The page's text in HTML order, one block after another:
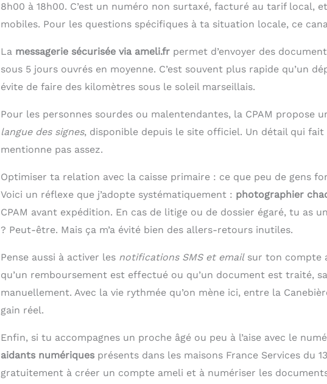
8h00 à 18h00. C’est un numéro non surtaxé, facturé au tarif local,
mobiles. Pour les questions spécifiques à ta situation locale, ce
La messagerie sécurisée via ameli.frpermet d’envoyer des
sous 5 jours ouvrés en moyenne. C’est souvent plus rapide qu’un
évite de faire des kilomètres sous le soleil marseillais.
Pour les personnes sourdes ou malentendantes, la CPAM propose
langue des signes, disponible depuis le site officiel. Un détail qui fait
mentionne pas assez.
Optimiser ta relation avec la caisse primaire : ce que peu de gens
Voici un réflexe que j’adopte systématiquement : photographier
CPAM avant expédition. En cas de litige ou de dossier égaré, tu as
? Peut-être. Mais ça m’a évité bien des allers-retours inutiles.
Pense aussi à activer les notifications SMS et emailsur ton compte
qu’un remboursement est effectué ou qu’un document est traité,
manuellement. Avec la vie rythmée qu’on mène ici, entre la
gain réel.
Enfin, si tu accompagnes un proche âgé ou peu à l’aise avec le
aidants numériquesprésents dans les maisons France Services du
gratuitement à créer un compte ameli et à numériser les